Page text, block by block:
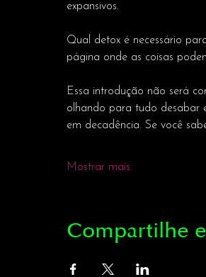
expansivos.
Qual detox é necessário
página onde as coisas
Essa introdução não será
olhando para tudo desabar
em decadência. Se você
Mostrar mais
Compartilhe